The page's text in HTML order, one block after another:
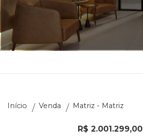
Início Venda Matriz - Matriz
R$ 2.001.299,00